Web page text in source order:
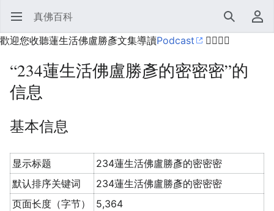
打开主菜单 真佛百科 搜索
用户菜单
歡迎您收聽蓮生活佛盧勝彥文集導讀Podcast 🙋‍♂️🙋‍♀️
“234蓮生活佛盧勝彥的密密密”的
信息
基本信息
显示标题
234蓮生活佛盧勝彥的密密密
默认排序关键词
234蓮生活佛盧勝彥的密密密
页面长度（字节）
5,364